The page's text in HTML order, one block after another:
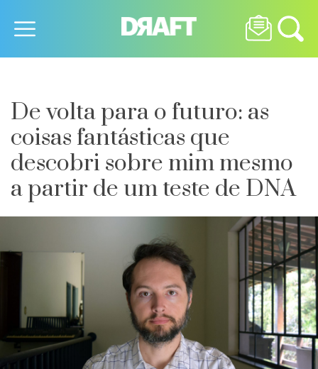
De volta para o futuro: as
coisas fantásticas que
descobri sobre mim mesmo
a partir de um teste de DNA